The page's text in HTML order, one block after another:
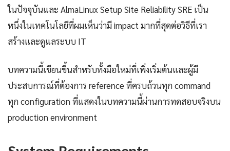
ในปัจจุบันและ AlmaLinux Setup Site Reliability SRE เป็น
หนึ่งในเทคโนโลยีที่ผมเห็นว่ามี impact มากที่สุดต่อวิธีที่เรา
สร้างและดูแลระบบ IT
บทความนี้เขียนขึ้นสำหรับทั้งมือใหม่ที่เพิ่งเริ่มต้นและผู้มี
ประสบการณ์ที่ต้องการ reference ที่ครบถ้วนทุก command
ทุก configuration ที่แสดงในบทความนี้ผ่านการทดสอบจริงบน
production environment